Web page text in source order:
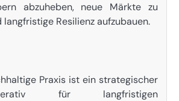
abzuheben, neue Märkte zu
Resilienz aufzubauen.
Praxis ist ein strategischer
für langfristigen